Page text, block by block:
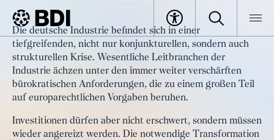
BDI Artikel
Artikel
Richtlinie über
Industrieemissionen schlank und
unbürokratisch umsetzen
Die deutsche Industrie befindet sich in einer
tiefgreifenden, nicht nur konjunkturellen, sondern auch
strukturellen Krise. Wesentliche Leitbranchen der
Industrie ächzen unter den immer weiter verschärften
bürokratischen Anforderungen, die zu einem großen Teil
auf europarechtlichen Vorgaben beruhen.
Investitionen dürfen aber nicht erschwert, sondern müssen
wieder angereizt werden. Die notwendige Transformation